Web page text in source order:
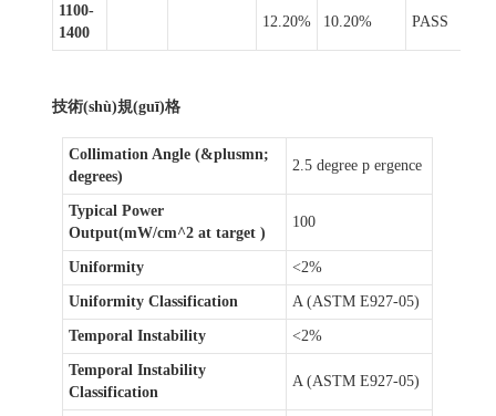
1100-
1400
12.20% 10.20% PASS
技術(shù)規(guī)格
Collimation Angle (&plusmn;
degrees)
2.5 degree p ergence
Typical Power
Output(mW/cm^2 at target )
100
Uniformity <2%
Uniformity Classification A (ASTM E927-05)
Temporal Instability <2%
Temporal Instability
Classification
A (ASTM E927-05)